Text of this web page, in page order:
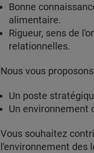
Bonne
alimentaire.
Rigueur, sens de
relationnelles.
Nous vous proposons
Un poste
Un environnement
Vous souhaitez
l'environnement des